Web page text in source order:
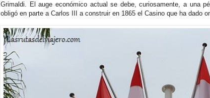
Grimaldi. El auge económico actual se debe, curiosamente, a una
obligó en parte a Carlos III a construir en 1865 el Casino que ha dado